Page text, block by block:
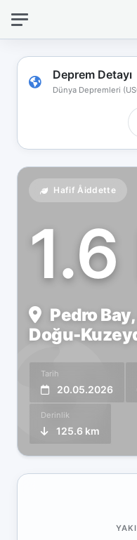
Deprem Detayı
Dünya Depremleri
Hafif Åiddette
Pedro
Doğu-
Tarih
20.05.2026
Derinlik
125.6 km
bağlantınız
koptu!
Çevrimdışı